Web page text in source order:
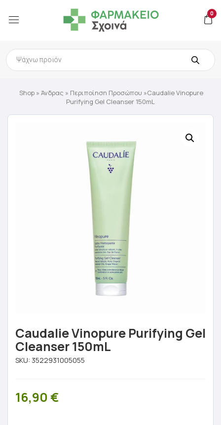
0
Products
search
Shop » Άνδρας » Περιποίηση Προσώπου »Caudalie Vinopure
Purifying Gel Cleanser 150mL
Caudalie Vinopure Purifying Gel
Cleanser 150mL
SKU: 3522931005055
16,90 €